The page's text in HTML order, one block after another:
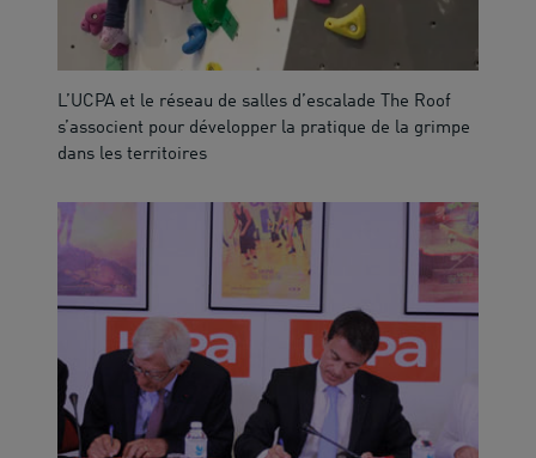
L’UCPA et le réseau de salles d’escalade The Roof
s’associent pour développer la pratique de la grimpe
dans les territoires